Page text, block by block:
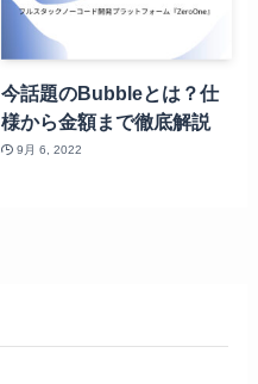
今話題のBubbleとは？仕
様から金額まで徹底解説
9月 6, 2022